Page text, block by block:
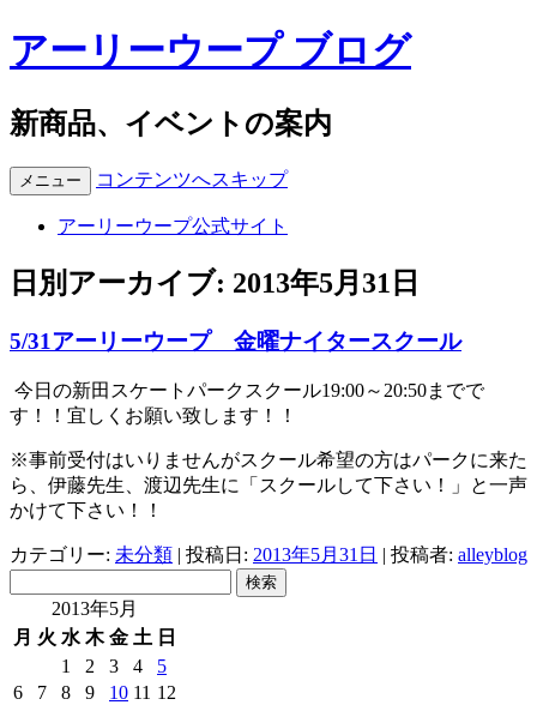
アーリーウープ ブログ
新商品、イベントの案内
メニュー コンテンツへスキップ
アーリーウープ公式サイト
日別アーカイブ: 2013年5月31日
5/31アーリーウープ 金曜ナイタースクール
今日の新田スケートパークスクール19:00～20:50までで
す！！宜しくお願い致します！！
※事前受付はいりませんがスクール希望の方はパークに来た
ら、伊藤先生、渡辺先生に「スクールして下さい！」と一声
かけて下さい！！
カテゴリー: 未分類 | 投稿日: 2013年5月31日 | 投稿者: alleyblog
2013年5月
月 火 水 木 金 土 日
1
2 3 4
5
6
7 8 9 10 11 12